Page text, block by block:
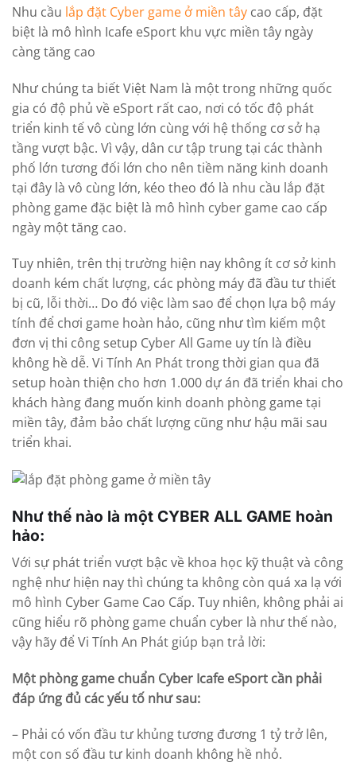
Nhu cầu lắp đặt Cyber game ở miền tây cao cấp, đặt
biệt là mô hình Icafe eSport khu vực miền tây ngày
càng tăng cao
Như chúng ta biết Việt Nam là một trong những quốc
gia có độ phủ về eSport rất cao, nơi có tốc độ phát
triển kinh tế vô cùng lớn cùng với hệ thống cơ sở hạ
tầng vượt bậc. Vì vậy, dân cư tập trung tại các thành
phố lớn tương đối lớn cho nên tiềm năng kinh doanh
tại đây là vô cùng lớn, kéo theo đó là nhu cầu lắp đặt
phòng game đặc biệt là mô hình cyber game cao cấp
ngày một tăng cao.
Tuy nhiên, trên thị trường hiện nay không ít cơ sở kinh
doanh kém chất lượng, các phòng máy đã đầu tư thiết
bị cũ, lỗi thời… Do đó việc làm sao để chọn lựa bộ máy
tính để chơi game hoàn hảo, cũng như tìm kiếm một
đơn vị thi công setup Cyber All Game uy tín là điều
không hề dễ. Vi Tính An Phát trong thời gian qua đã
setup hoàn thiện cho hơn 1.000 dự án đã triển khai cho
khách hàng đang muốn kinh doanh phòng game tại
miền tây, đảm bảo chất lượng cũng như hậu mãi sau
triển khai.
Như thế nào là một CYBER ALL GAME hoàn
hảo:
Với sự phát triển vượt bậc về khoa học kỹ thuật và công
nghệ như hiện nay thì chúng ta không còn quá xa lạ với
mô hình Cyber Game Cao Cấp. Tuy nhiên, không phải ai
cũng hiểu rõ phòng game chuẩn cyber là như thế nào,
vậy hãy để Vi Tính An Phát giúp bạn trả lời:
Một phòng game chuẩn Cyber Icafe eSport cần phải
đáp ứng đủ các yếu tố như sau:
– Phải có vốn đầu tư khủng tương đương 1 tỷ trở lên,
một con số đầu tư kinh doanh không hề nhỏ.